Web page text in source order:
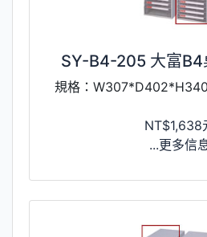
SY-B4-205 大富B4
規格：
NT$1,638
...更多信